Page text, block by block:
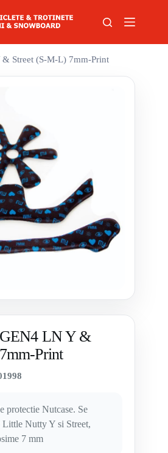
Street (S-M-L) 7mm-Print
LN Y &
Print
protectie Nutcase. Se
Little Nutty Y si Street,
7 mm